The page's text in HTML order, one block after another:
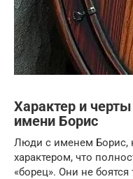
Характер и
имени Борис
Люди с именем Борис,
характером, что
«борец». Они не